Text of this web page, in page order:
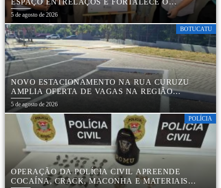
CUIDADO ESPECIALIZADO COM CRIANÇAS E
FAMÍLIAS
5 de agosto de 2026
BOTUCATU
NOVO ESTACIONAMENTO NA RUA CURUZU
AMPLIA OFERTA DE VAGAS NA REGIÃO
CENTRAL
5 de agosto de 2026
POLÍCIA
OPERAÇÃO DA POLÍCIA CIVIL APREENDE
COCAÍNA, CRACK, MACONHA E MATERIAIS